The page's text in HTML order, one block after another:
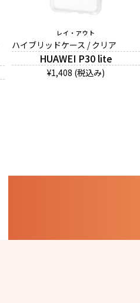
レイ・アウト
ハイブリッドケース / クリア
HUAWEI P30 lite
¥1,408 (税込み)